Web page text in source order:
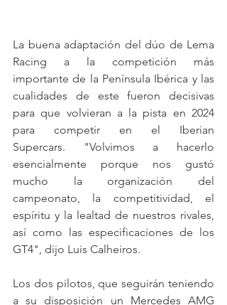
La buena adaptación del dúo de Lema
Racing a la competición más
importante de la Península Ibérica y las
cualidades de este fueron decisivas
para que volvieran a la pista en 2024
para competir en el Iberian
Supercars. "Volvimos a hacerlo
esencialmente porque nos gustó
mucho la organización del
campeonato, la competitividad, el
espíritu y la lealtad de nuestros rivales,
así como las especificaciones de los
GT4", dijo Luis Calheiros.
Los dos pilotos, que seguirán teniendo
a su disposición un Mercedes AMG